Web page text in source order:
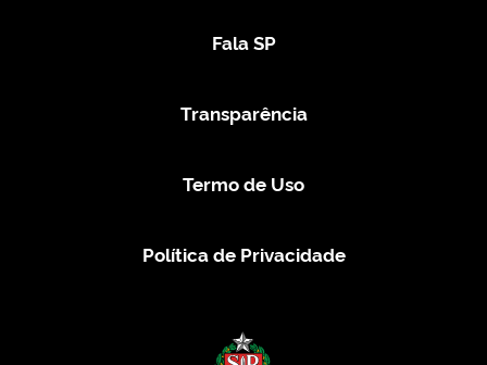
Fala SP
Transparência
Termo de Uso
Política de Privacidade